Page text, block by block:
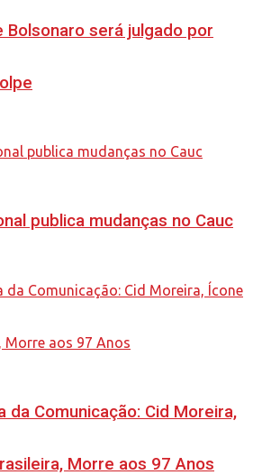
Bolsonaro será julgado por
publica mudanças no Cauc
da Comunicação: Cid Moreira,
Morre aos 97 Anos